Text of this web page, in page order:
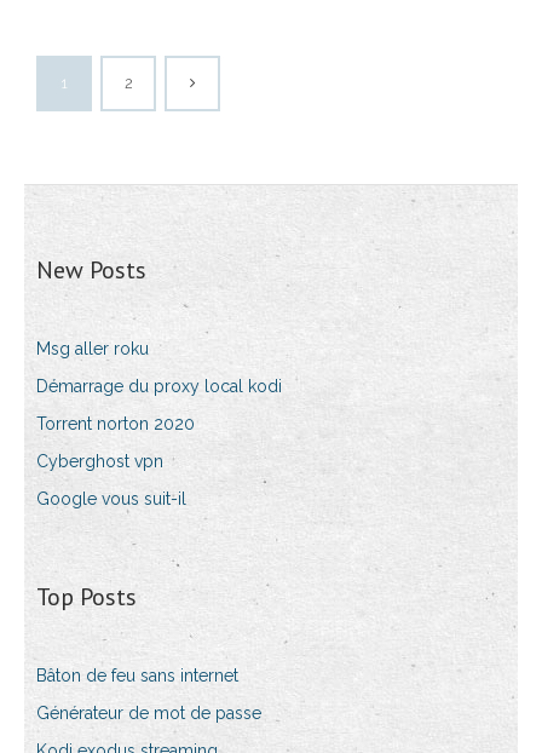
1 2
New Posts
Msg aller roku
Démarrage du proxy local kodi
Torrent norton 2020
Cyberghost vpn
Google vous suit-il
Top Posts
Bâton de feu sans internet
Générateur de mot de passe